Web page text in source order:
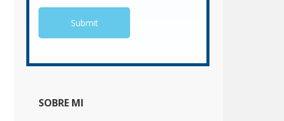
SOBRE MI